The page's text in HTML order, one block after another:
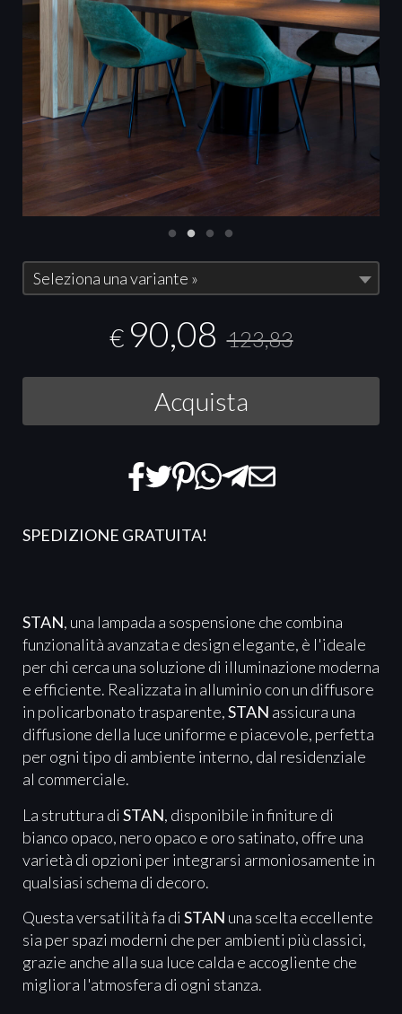
Seleziona una variante »
€ 90,08 123,83
Acquista
SPEDIZIONE GRATUITA!
STAN, una lampada a sospensione che combina
funzionalità avanzata e design elegante, è l'ideale
per chi cerca una soluzione di illuminazione moderna
e efficiente. Realizzata in alluminio con un diffusore
in policarbonato trasparente,STAN assicura una
diffusione della luce uniforme e piacevole, perfetta
per ogni tipo di ambiente interno, dal residenziale
al commerciale.
La struttura di STAN, disponibile in finiture di
bianco opaco, nero opaco e oro satinato, offre una
varietà di opzioni per integrarsi armoniosamente in
qualsiasi schema di decoro.
Questa versatilità fa di STAN una scelta eccellente
sia per spazi moderni che per ambienti più classici,
grazie anche alla sua luce calda e accogliente che
migliora l'atmosfera di ogni stanza.